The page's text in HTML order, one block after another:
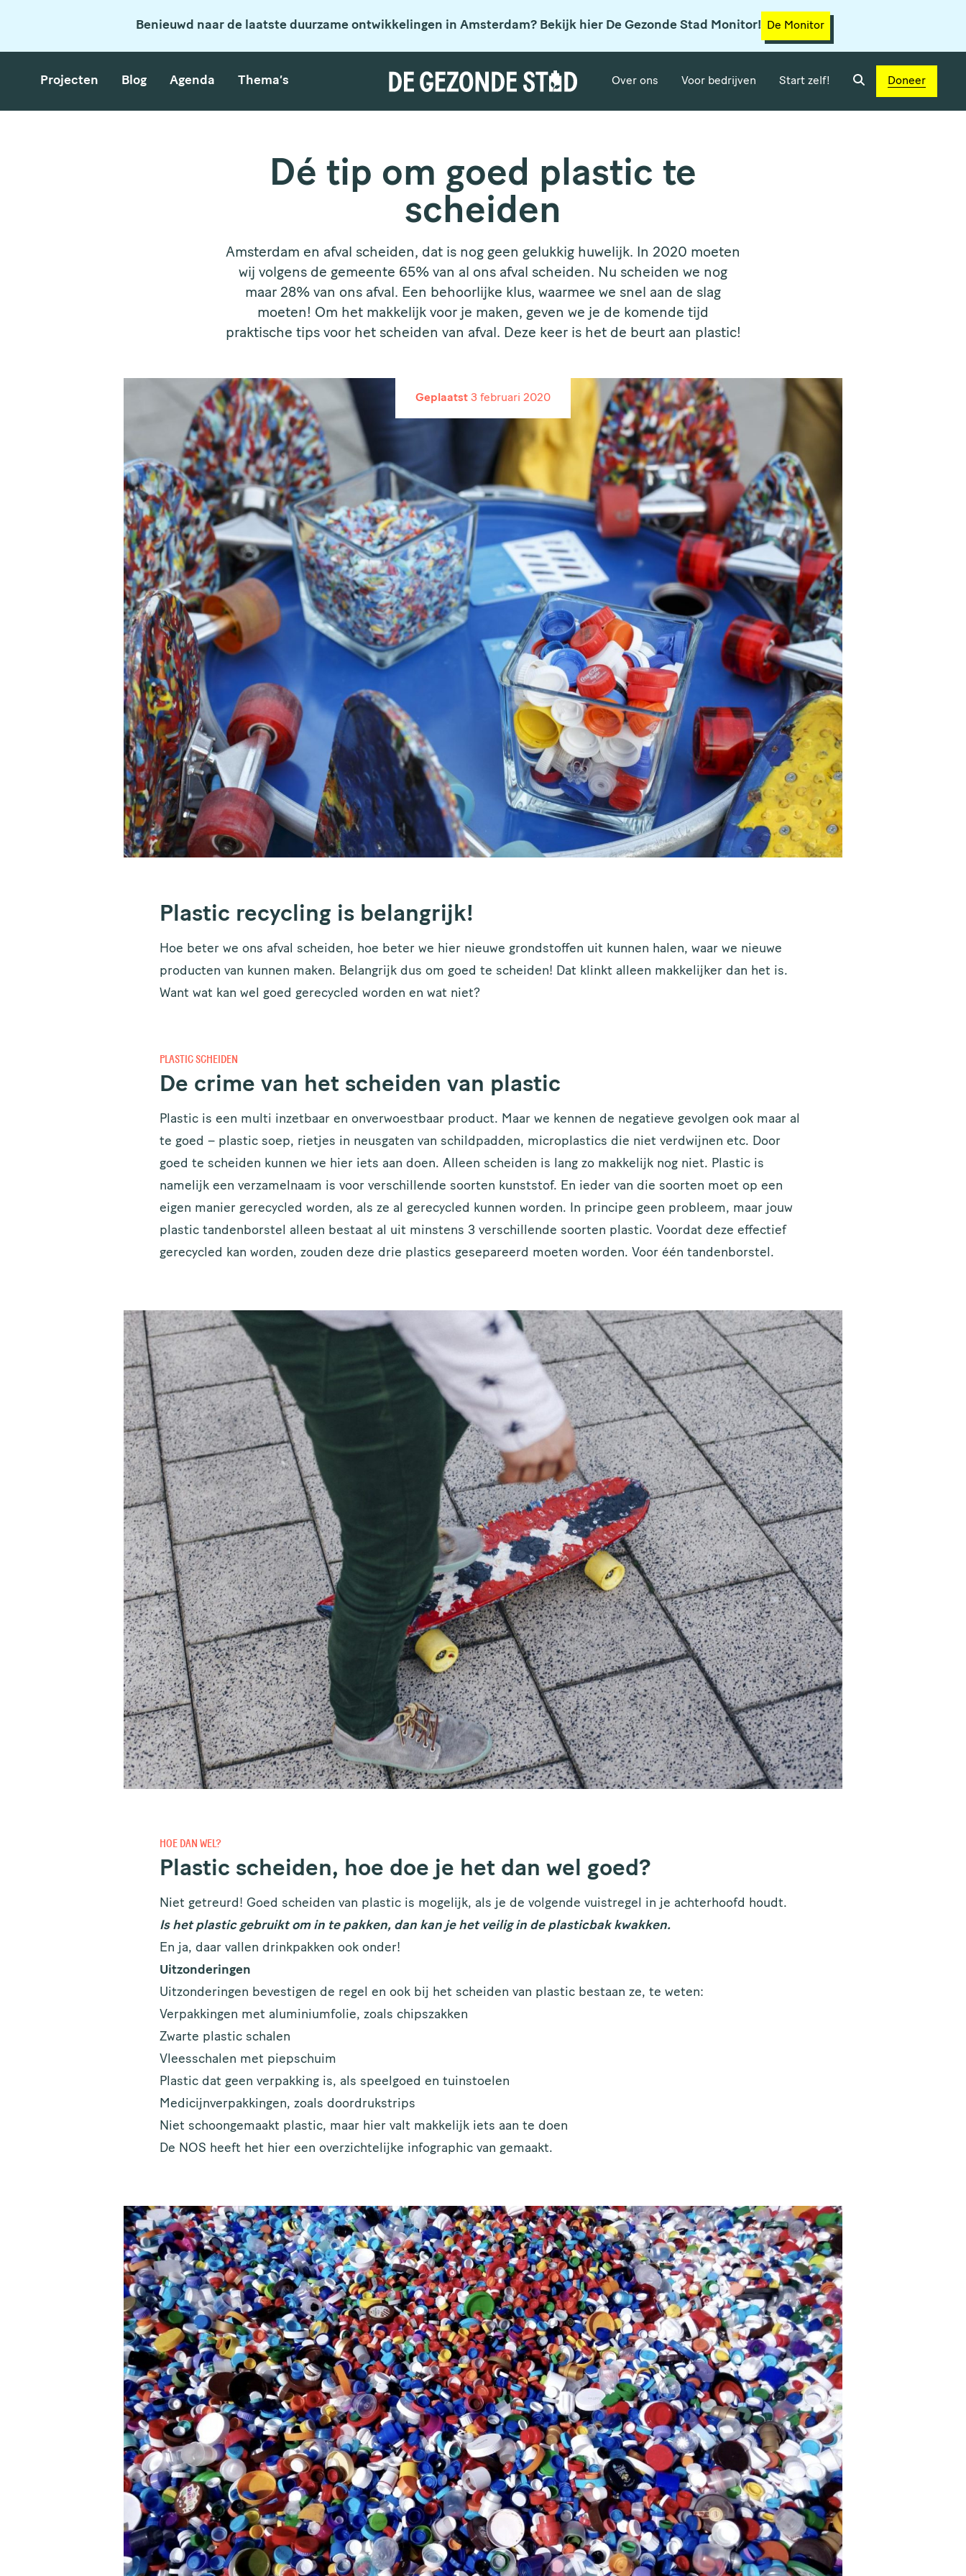
Benieuwd naar de laatste duurzame ontwikkelingen in Amsterdam? Bekijk hier De Gezonde Stad Monitor! De Monitor
Projecten Blog Agenda Thema’s Over ons Voor bedrijven Start zelf! Doneer
Dé tip om goed plastic te
scheiden
Amsterdam en afval scheiden, dat is nog geen gelukkig huwelijk. In 2020 moeten
wij volgens de gemeente 65% van al ons afval scheiden. Nu scheiden we nog
maar 28% van ons afval. Een behoorlijke klus, waarmee we snel aan de slag
moeten! Om het makkelijk voor je maken, geven we je de komende tijd
praktische tips voor het scheiden van afval. Deze keer is het de beurt aan plastic!
Geplaatst 3 februari 2020
Plastic recycling is belangrijk!
Hoe beter we ons afval scheiden, hoe beter we hier nieuwe grondstoffen uit kunnen halen, waar we nieuwe
producten van kunnen maken. Belangrijk dus om goed te scheiden! Dat klinkt alleen makkelijker dan het is.
Want wat kan wel goed gerecycled worden en wat niet?
PLASTIC SCHEIDEN
De crime van het scheiden van plastic
Plastic is een multi inzetbaar en onverwoestbaar product. Maar we kennen de negatieve gevolgen ook maar al
te goed – plastic soep, rietjes in neusgaten van schildpadden, microplastics die niet verdwijnen etc. Door
goed te scheiden kunnen we hier iets aan doen. Alleen scheiden is lang zo makkelijk nog niet. Plastic is
namelijk een verzamelnaam is voor verschillende soorten kunststof. En ieder van die soorten moet op een
eigen manier gerecycled worden, als ze al gerecycled kunnen worden. In principe geen probleem, maar jouw
plastic tandenborstel alleen bestaat al uit minstens 3 verschillende soorten plastic. Voordat deze effectief
gerecycled kan worden, zouden deze drie plastics gesepareerd moeten worden. Voor één tandenborstel.
HOE DAN WEL?
Plastic scheiden, hoe doe je het dan wel goed?
Niet getreurd! Goed scheiden van plastic is mogelijk, als je de volgende vuistregel in je achterhoofd houdt.
Is het plastic gebruikt om in te pakken, dan kan je het veilig in de plasticbak kwakken.
En ja, daar vallen drinkpakken ook onder!
Uitzonderingen
Uitzonderingen bevestigen de regel en ook bij het scheiden van plastic bestaan ze, te weten:
Verpakkingen met aluminiumfolie, zoals chipszakken
Zwarte plastic schalen
Vleesschalen met piepschuim
Plastic dat geen verpakking is, als speelgoed en tuinstoelen
Medicijnverpakkingen, zoals doordrukstrips
Niet schoongemaakt plastic, maar hier valt makkelijk iets aan te doen
De NOS heeft het hier een overzichtelijke infographic van gemaakt.